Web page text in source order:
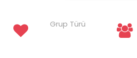
Grup Türü